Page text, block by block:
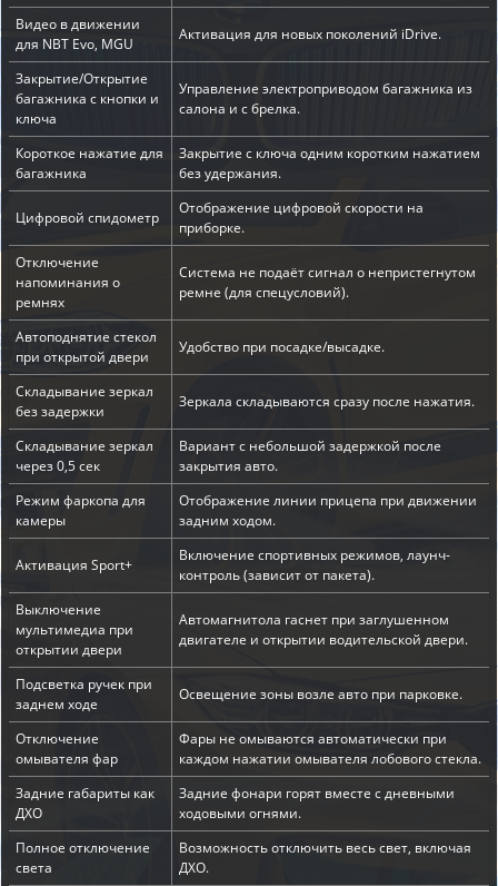
Видео в движении
для NBT Evo, MGU
Активация для новых поколений iDrive.
Закрытие/Открытие
багажника с кнопки и
ключа
Управление электроприводом багажника из
салона и с брелка.
Короткое нажатие для
багажника
Закрытие с ключа одним коротким нажатием
без удержания.
Цифровой спидометр
Отображение цифровой скорости на
приборке.
Отключение
напоминания о
ремнях
Система не подаёт сигнал о непристегнутом
ремне (для спецусловий).
Автоподнятие стекол
при открытой двери
Удобство при посадке/высадке.
Складывание зеркал
без задержки
Зеркала складываются сразу после нажатия.
Складывание зеркал
через 0,5 сек
Вариант с небольшой задержкой после
закрытия авто.
Режим фаркопа для
камеры
Отображение линии прицепа при движении
задним ходом.
Активация Sport+
Включение спортивных режимов, лаунч-
контроль (зависит от пакета).
Выключение
мультимедиа при
открытии двери
Автомагнитола гаснет при заглушенном
двигателе и открытии водительской двери.
Подсветка ручек при
заднем ходе
Освещение зоны возле авто при парковке.
Отключение
омывателя фар
Фары не омываются автоматически при
каждом нажатии омывателя лобового стекла.
Задние габариты как
ДХО
Задние фонари горят вместе с дневными
ходовыми огнями.
Полное отключение
света
Возможность отключить весь свет, включая
ДХО.